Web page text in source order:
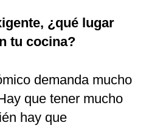
¿qué lugar
tu cocina?
demanda mucho
que tener mucho
hay que